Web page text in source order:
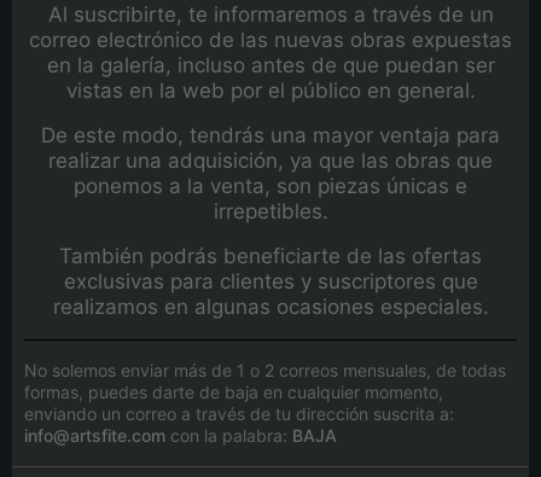
Al suscribirte, te informaremos a través de un
correo electrónico de las nuevas obras expuestas
en la galería, incluso antes de que puedan ser
vistas en la web por el público en general.
De este modo, tendrás una mayor ventaja para
realizar una adquisición, ya que las obras que
ponemos a la venta, son piezas únicas e
irrepetibles.
También podrás beneficiarte de las ofertas
exclusivas para clientes y suscriptores que
realizamos en algunas ocasiones especiales.
No solemos enviar más de 1 o 2 correos mensuales, de todas
formas, puedes darte de baja en cualquier momento,
enviando un correo a través de tu dirección suscrita a:
info@artsfite.com con la palabra: BAJA